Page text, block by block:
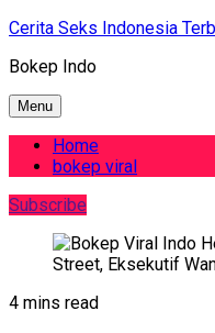
Skip
content
Cerita Seks Indonesia
Bokep Indo
Menu
Home
bokep viral
Subscribe
4 mins read